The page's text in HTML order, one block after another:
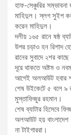
হাফ-সেঞ্চুরির
মাহিদুল। স্লগ সুইপ
করেন মাহিদুল।
দলীয় ১৬৫ রানে ষষ্ঠ
উপর চড়াও হন রিশাদ
রানের সুবাদে ২শর
দূরে থাকতে অষ্টম ও
আগেই অলআউট হবার
শেষ উইকেটে ৫ বলে ৯
মুস্তাফিজুর রহমান।
শেষ ব্যাটার হিসেবে
অলআউট হয়
না টাইগাররা।